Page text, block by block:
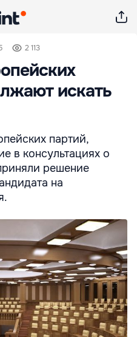
2 113
искать
партий,
в консультациях о
решение
на